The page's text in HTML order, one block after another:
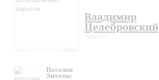
Владимир
Целебровский
баритон
Наталия
Энтелис